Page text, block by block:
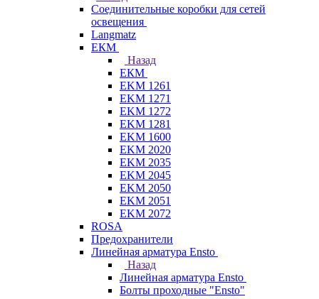
Соединительные коробки для сетей
освещения
Langmatz
ЕКМ
Назад
ЕКМ
EKM 1261
EKM 1271
EKM 1272
EKM 1281
EKM 1600
EKM 2020
EKM 2035
EKM 2045
EKM 2050
EKM 2051
EKM 2072
ROSA
Предохранители
Линейная арматура Ensto
Назад
Линейная арматура Ensto
Болты проходные "Ensto"